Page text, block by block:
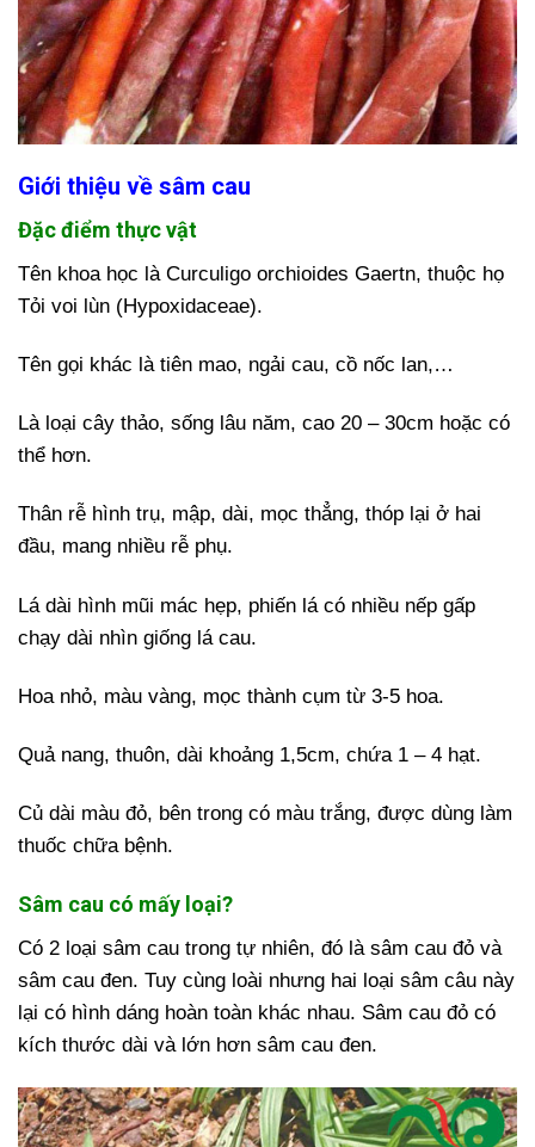
Giới thiệu về sâm cau
Đặc điểm thực vật
Tên khoa học là Curculigo orchioides Gaertn, thuộc họ
Tỏi voi lùn (Hypoxidaceae).
Tên gọi khác là tiên mao, ngải cau, cồ nốc lan,…
Là loại cây thảo, sống lâu năm, cao 20 – 30cm hoặc có
thể hơn.
Thân rễ hình trụ, mập, dài, mọc thẳng, thóp lại ở hai
đầu, mang nhiều rễ phụ.
Lá dài hình mũi mác hẹp, phiến lá có nhiều nếp gấp
chạy dài nhìn giống lá cau.
Hoa nhỏ, màu vàng, mọc thành cụm từ 3-5 hoa.
Quả nang, thuôn, dài khoảng 1,5cm, chứa 1 – 4 hạt.
Củ dài màu đỏ, bên trong có màu trắng, được dùng làm
thuốc chữa bệnh.
Sâm cau có mấy loại?
Có 2 loại sâm cau trong tự nhiên, đó là sâm cau đỏ và
sâm cau đen. Tuy cùng loài nhưng hai loại sâm câu này
lại có hình dáng hoàn toàn khác nhau. Sâm cau đỏ có
kích thước dài và lớn hơn sâm cau đen.